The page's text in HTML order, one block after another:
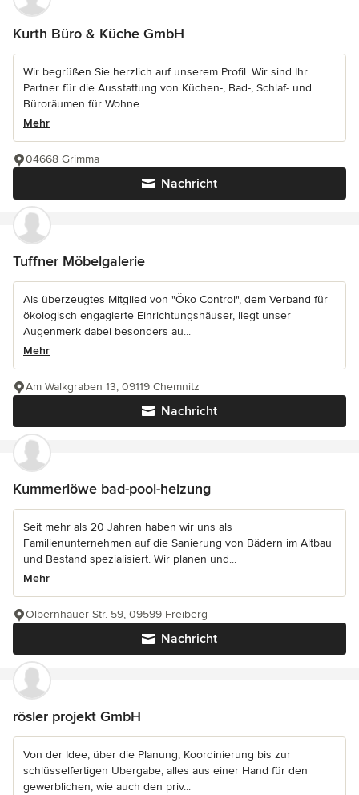
Kurth Büro & Küche GmbH
Wir begrüßen Sie herzlich auf unserem Profil. Wir sind Ihr
Partner für die Ausstattung von Küchen-, Bad-, Schlaf- und
Büroräumen für Wohne...
Mehr
Nachricht
04668 Grimma
Tuffner Möbelgalerie
Als überzeugtes Mitglied von "Öko Control", dem Verband für
ökologisch engagierte Einrichtungshäuser, liegt unser
Augenmerk dabei besonders au...
Mehr
Nachricht
Am Walkgraben 13, 09119 Chemnitz
Kummerlöwe bad-pool-heizung
Seit mehr als 20 Jahren haben wir uns als
Familienunternehmen auf die Sanierung von Bädern im Altbau
und Bestand spezialisiert. Wir planen und...
Mehr
Nachricht
Olbernhauer Str. 59, 09599 Freiberg
rösler projekt GmbH
Von der Idee, über die Planung, Koordinierung bis zur
schlüsselfertigen Übergabe, alles aus einer Hand für den
gewerblichen, wie auch den priv...